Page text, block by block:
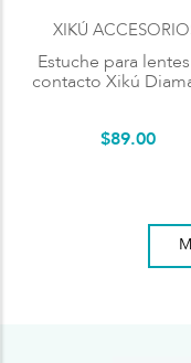
XIKÚ
Estuche para
contacto Xikú
$89.00